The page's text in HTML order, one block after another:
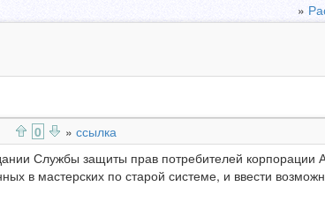
»
0 » ссылка
Службы защиты прав потребителей
в мастерских по старой системе, и ввести